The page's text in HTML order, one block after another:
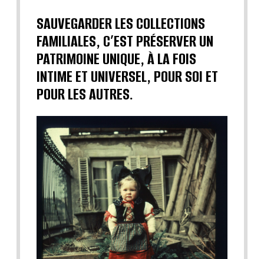
SAUVEGARDER LES COLLECTIONS
FAMILIALES, C’EST PRÉSERVER UN
PATRIMOINE UNIQUE, À LA FOIS
INTIME ET UNIVERSEL, POUR SOI ET
POUR LES AUTRES.